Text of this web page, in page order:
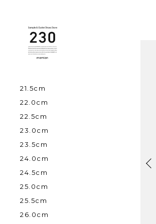
21.5cm
22.0cm
22.5cm
23.0cm
23.5cm
24.0cm
24.5cm
25.0cm
25.5cm
26.0cm